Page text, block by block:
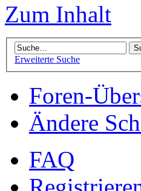
Zum Inhalt
Erweiterte Suche
Foren-
Ändere
FAQ